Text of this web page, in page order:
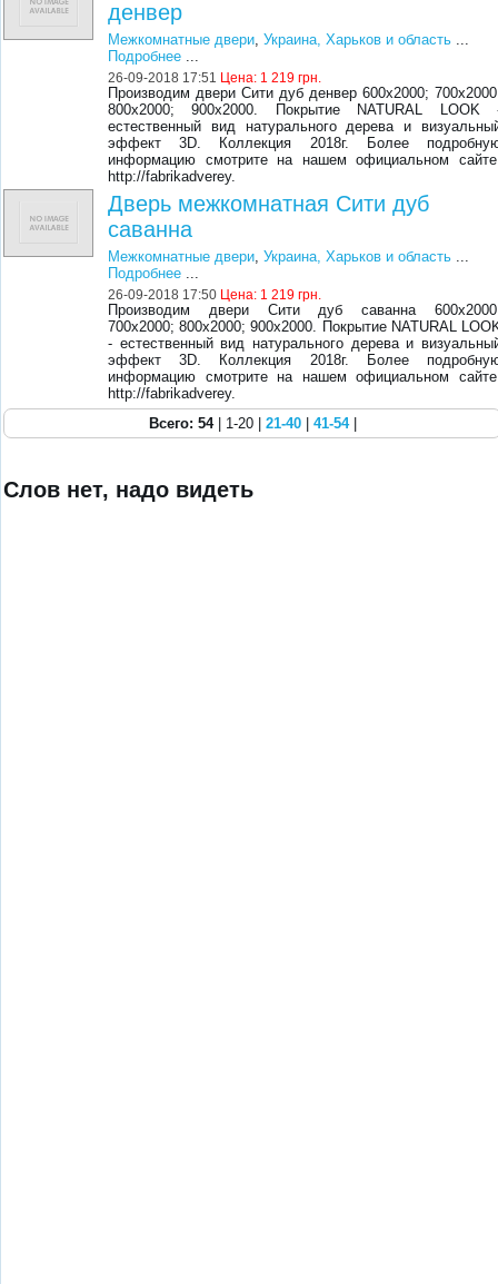
денвер
Межкомнатные двери,Украина, Харьков и область ...
Подробнее ...
26-09-2018 17:51 Цена: 1 219 грн.
Производим двери Сити дуб денвер 600х2000;
800х2000; 900х2000. Покрытие NATURAL LOOK
естественный вид натурального дерева и
эффект 3D. Коллекция 2018г. Более
информацию смотрите на нашем официальном
http://fabrikadverey.
Дверь межкомнатная Сити дуб
саванна
Межкомнатные двери,Украина, Харьков и область ...
Подробнее ...
26-09-2018 17:50 Цена: 1 219 грн.
Производим двери Сити дуб саванна
700х2000; 800х2000; 900х2000. Покрытие NATURAL
- естественный вид натурального дерева и
эффект 3D. Коллекция 2018г. Более
информацию смотрите на нашем официальном
http://fabrikadverey.
Всего: 54| 1-20 | 21-40| 41-54|
Слов нет, надо видеть